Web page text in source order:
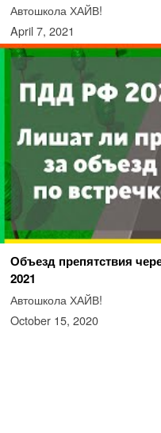
Автошкола ХАЙВ!
April 7, 2021
Объезд препятствия
2021
Автошкола ХАЙВ!
October 15, 2020